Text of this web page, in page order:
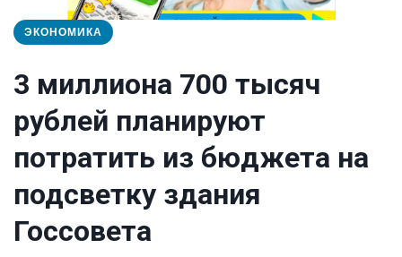
ЭКОНОМИКА
3 миллиона 700 тысяч
рублей планируют
потратить из бюджета на
подсветку здания
Госсовета